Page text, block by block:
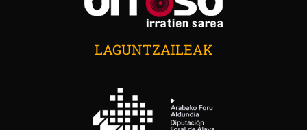
LAGUNTZAILEAK